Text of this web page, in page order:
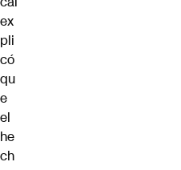
ex
pli
có
qu
e
el
he
ch